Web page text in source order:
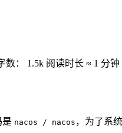
数： 1.5k 阅读时长 ≈ 1 分钟
是 nacos / nacos ，为了系